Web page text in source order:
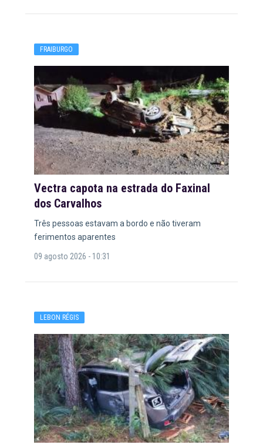
FRAIBURGO
Vectra capota na estrada do Faxinal
dos Carvalhos
Três pessoas estavam a bordo e não tiveram
ferimentos aparentes
09 agosto 2026 - 10:31
LEBON RÉGIS